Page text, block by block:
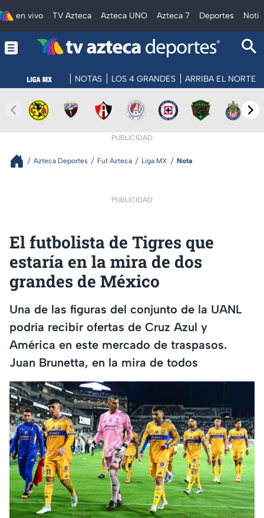
en vivo TV Azteca Azteca UNO Azteca 7 Deportes
NOTAS LOS 4 GRANDES ARRIBA EL NORTE
PUBLICIDAD
Azteca Deportes Fut Azteca Liga MX Nota
PUBLICIDAD
El futbolista de Tigres que
estaría en la mira de dos
grandes de México
Una de las figuras del conjunto de la UANL
podría recibir ofertas de Cruz Azul y
América en este mercado de traspasos.
Juan Brunetta, en la mira de todos